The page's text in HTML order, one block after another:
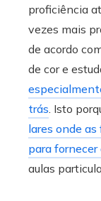
proficiência
vezes mais
de acordo
de cor e
trás . Isto
lares onde
para fornecer
aulas